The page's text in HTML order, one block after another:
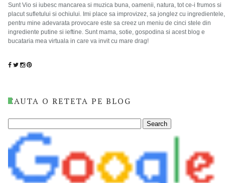
Sunt Vio si iubesc mancarea si muzica buna, oamenii, natura, tot ce-i frumos si
placut sufletului si ochiului. Imi place sa improvizez, sa jonglez cu ingredientele,
pentru mine adevarata provocare este sa creez un meniu de cinci stele din
ingrediente putine si ieftine. Sunt mama, sotie, gospodina si acest blog e
bucataria mea virtuala in care va invit cu mare drag!
CAUTA O RETETA PE BLOG